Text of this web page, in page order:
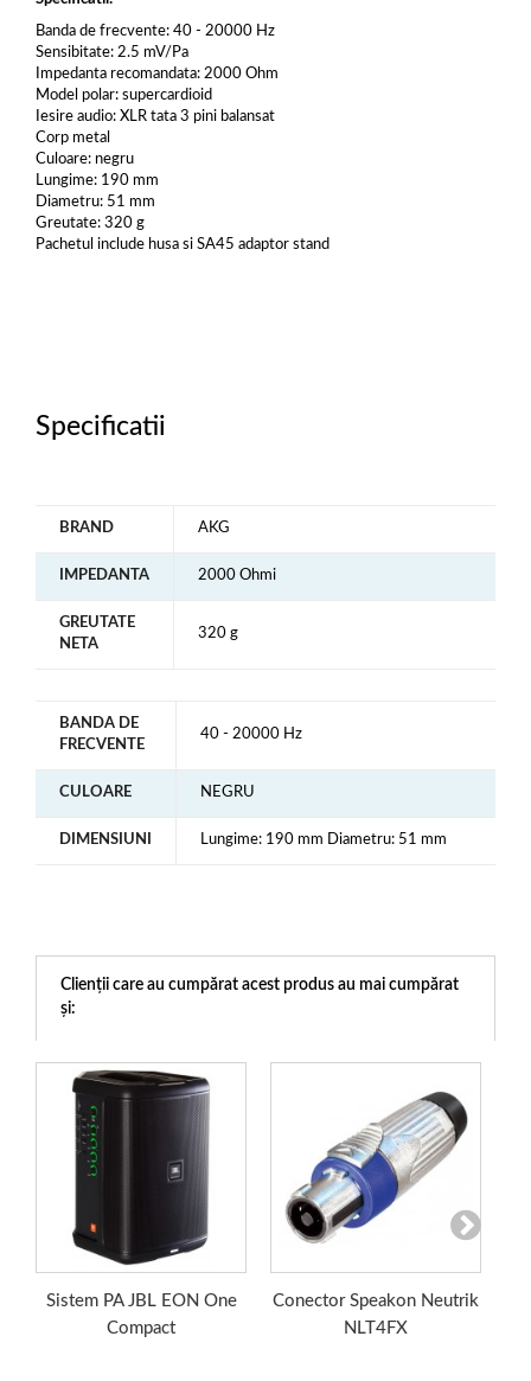
Banda de frecvente: 40 - 20000 Hz
Sensibitate: 2.5 mV/Pa
Impedanta recomandata: 2000 Ohm
Model polar: supercardioid
Iesire audio: XLR tata 3 pini balansat
Corp metal
Culoare: negru
Lungime: 190 mm
Diametru: 51 mm
Greutate: 320 g
Pachetul include husa si SA45 adaptor stand
Specificatii
BRAND AKG
IMPEDANTA 2000 Ohmi
GREUTATE
NETA
320 g
BANDA DE
FRECVENTE
40 - 20000 Hz
CULOARE NEGRU
DIMENSIUNI Lungime: 190 mm Diametru: 51 mm
Clienții care au cumpărat acest produs au mai cumpărat
și:
Sistem PA JBL EON One
Compact
Conector Speakon Neutrik
NLT4FX